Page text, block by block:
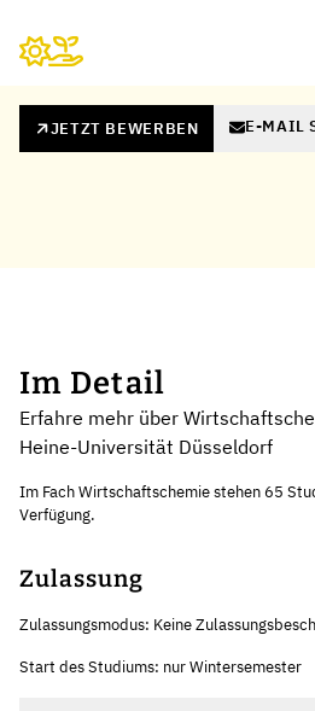
JETZT BEWERBEN E-MAIL
Im Detail
Erfahre mehr über
Heine-Universität Düsseldorf
Im Fach Wirtschaftschemie stehen 65
Verfügung.
Zulassung
Zulassungsmodus: Keine
Start des Studiums: nur Wintersemester